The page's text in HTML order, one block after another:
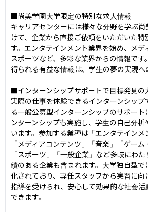
■尚美学園大学限定の特別な求人情報
キャリアセンターには様々な分野を学ぶ
けて、企業から直接ご依頼をいただいた
す。エンタテインメント業界を始め、メデ
スポーツなど、多彩な業界からの情報です
得られる有益な情報は、学生の夢の実現へ
■インターンシップサポートで目標発見の
実際の仕事を体験できるインターンシッ
る一般公募型インターンシップのサポート
ンターンシップも実施し、学生の自己分
います。参加する業種は「エンタテインメ
「メディアコンテンツ」「音楽」「ゲーム
「スポーツ」「一般企業」など多岐にわ
績のある企業も含まれます。大学独自型
化されており、専任スタッフから実習に
指導を受けられ、安心して効果的な社会
できます。